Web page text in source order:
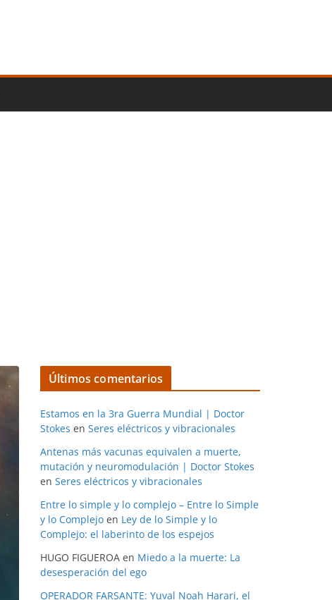
Últimos comentarios
Estamos en la 3ra Guerra Mundial | Doctor
Stokes en Seres eléctricos y vibracionales
Antenas más vacunas equivalen a muerte,
mutación y neuromodulación | Doctor Stokes
en Seres eléctricos y vibracionales
Entre lo simple y lo complejo – Entre lo Simple
y lo Complejo en Ley de lo Simple y lo
Complejo: el laberinto de los espejos
HUGO FIGUEROA en Miedo a la muerte: La
desesperación del ego
OPERADOR FARSANTE: Yuval Noah Harari, el